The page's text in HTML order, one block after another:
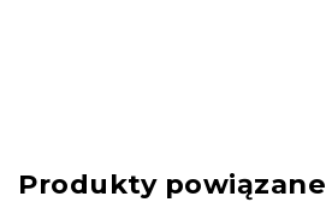
Produkty powiązane